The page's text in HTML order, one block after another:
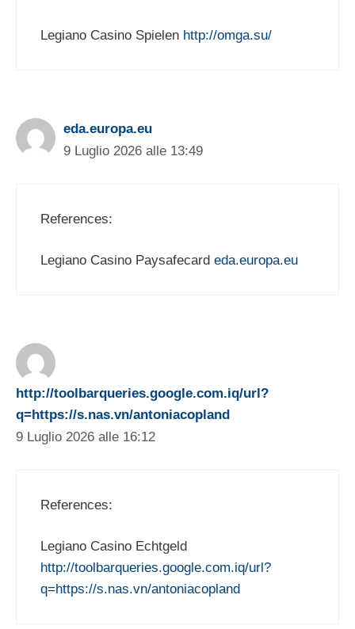
Legiano Casino Spielen http://omga.su/
eda.europa.eu
9 Luglio 2026 alle 13:49
References:
Legiano Casino Paysafecard eda.europa.eu
http://toolbarqueries.google.com.iq/url?
q=https://s.nas.vn/antoniacopland
9 Luglio 2026 alle 16:12
References:
Legiano Casino Echtgeld
http://toolbarqueries.google.com.iq/url?
q=https://s.nas.vn/antoniacopland